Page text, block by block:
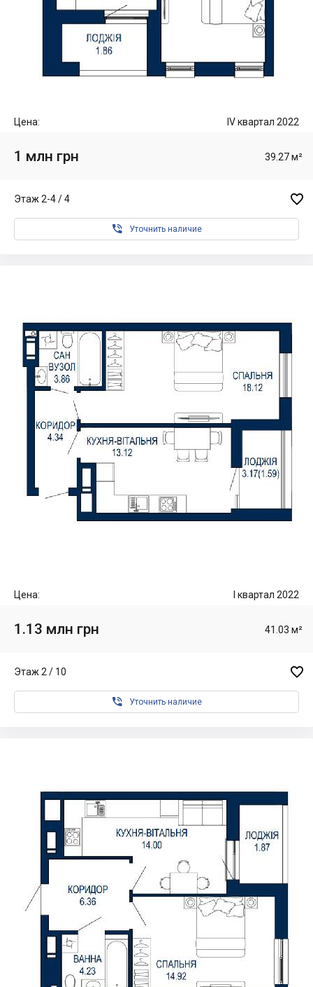
Цена: IV квартал 2022
1 млн грн 39.27 м²
Этаж 2-4 / 4 
 Уточнить наличие
Цена: I квартал 2022
1.13 млн грн 41.03 м²
Этаж 2 / 10 
 Уточнить наличие